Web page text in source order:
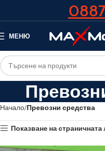
МЕНЮ
Начало Превозни средства
Показване на страничната